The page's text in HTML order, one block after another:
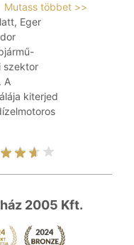
Mutass többet >>
Eger
szektor
A
kiterjed
2005 Kft.